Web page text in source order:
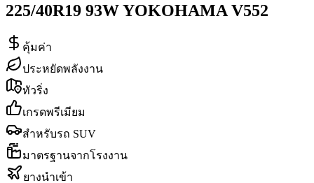
225/40R19 93W YOKOHAMA V552
คุ้มค่า
ประหยัดพลังงาน
ทัวริ่ง
เกรดพรีเมียม
สำหรับรถ SUV
มาตรฐานจากโรงงาน
ยางนำเข้า